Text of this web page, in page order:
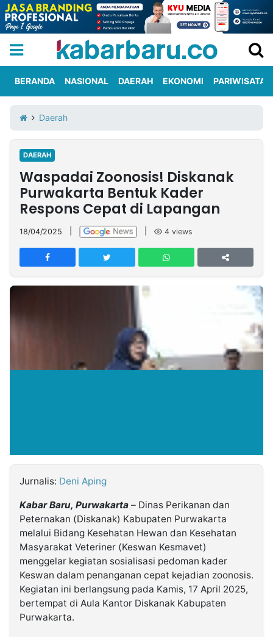
Iklan
Berita
Kami
Nasional
International
Olahraga
Entertainment
Daerah
Pariwisata
Kuliner
Kolom
Network
PT
TREETAN
INDONESIA
NTB
Time
IDN
Jogja
Rakyat
News
Notice
Dinamikapost.com
Baru
Kabarbaru.co
2026
BERANDA NASIONAL DAERAH EKONOMI PARIWISATA
Daerah
DAERAH
Waspadai Zoonosis! Diskanak
Purwakarta Bentuk Kader
Respons Cepat di Lapangan
18/04/2025 4 views
Jurnalis: Deni Aping
Kabar Baru, Purwakarta – Dinas Perikanan dan
Peternakan (Diskanak) Kabupaten Purwakarta
melalui Bidang Kesehatan Hewan dan Kesehatan
Masyarakat Veteriner (Keswan Kesmavet)
menggelar kegiatan sosialisasi pedoman kader
Keswan dalam penanganan cepat kejadian zoonosis.
Kegiatan ini berlangsung pada Kamis, 17 April 2025,
bertempat di Aula Kantor Diskanak Kabupaten
Purwakarta.